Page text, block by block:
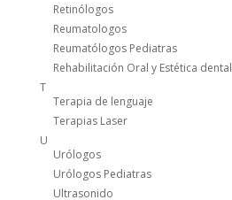
Retinólogos
Reumatologos
Reumatólogos Pediatras
Rehabilitación Oral y Estética dental
T
Terapia de lenguaje
Terapias Laser
U
Urólogos
Urólogos Pediatras
Ultrasonido